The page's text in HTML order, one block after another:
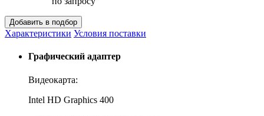
Характеристики Условия поставки
Графический адаптер
Видеокарта:
Intel HD Graphics 400